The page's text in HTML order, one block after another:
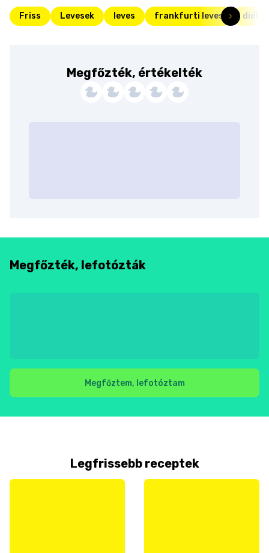
Friss Levesek leves frankfurti leves diétás
Megfőzték, értékelték
Megfőzték, lefotózták
Megfőztem, lefotóztam
Legfrissebb receptek